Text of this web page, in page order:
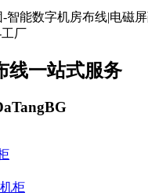
线一站式服务
柜